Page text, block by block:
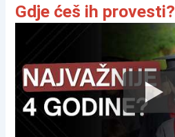
Gdje ćeš ih provesti?